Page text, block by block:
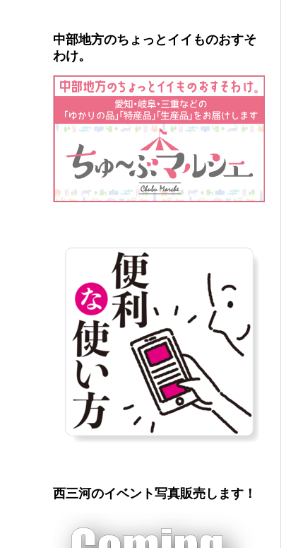
中部地方のちょっとイイものおすそ
わけ。
西三河のイベント写真販売します！